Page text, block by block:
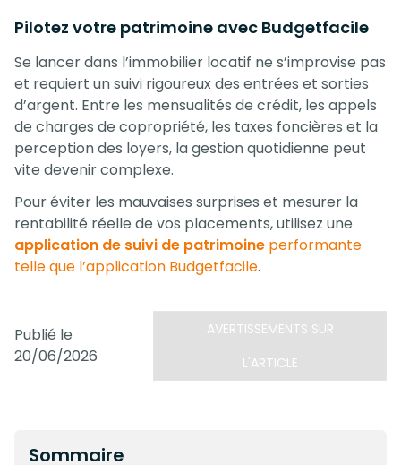
Pilotez votre patrimoine avec Budgetfacile
Se lancer dans l’immobilier locatif ne s’improvise pas
et requiert un suivi rigoureux des entrées et sorties
d’argent. Entre les mensualités de crédit, les appels
de charges de copropriété, les taxes foncières et la
perception des loyers, la gestion quotidienne peut
vite devenir complexe.
Pour éviter les mauvaises surprises et mesurer la
rentabilité réelle de vos placements, utilisez une
application de suivi de patrimoine performante
telle que l’application Budgetfacile.
Publié le
20/06/2026
AVERTISSEMENTS SUR
L'ARTICLE
Sommaire